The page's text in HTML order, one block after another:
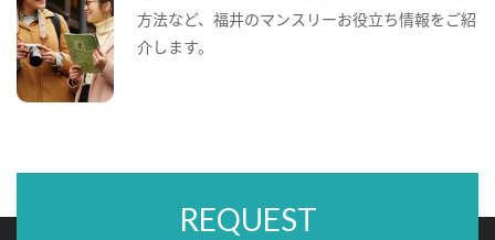
方法など、福井のマンスリーお役立ち情報をご紹
介します。
REQUEST